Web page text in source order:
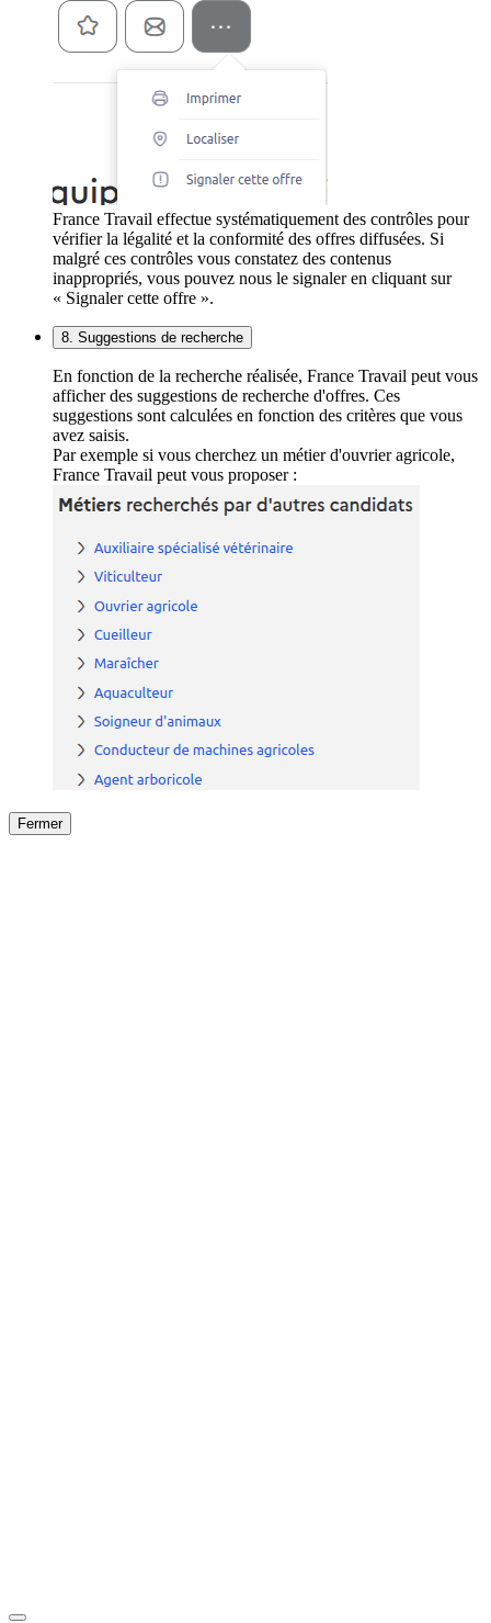
France Travail effectue systématiquement des contrôles pour
vérifier la légalité et la conformité des offres diffusées. Si
malgré ces contrôles vous constatez des contenus
inappropriés, vous pouvez nous le signaler en cliquant sur
« Signaler cette offre ».
8. Suggestions de recherche
En fonction de la recherche réalisée, France Travail peut vous
afficher des suggestions de recherche d'offres. Ces
suggestions sont calculées en fonction des critères que vous
avez saisis.
Par exemple si vous cherchez un métier d'ouvrier agricole,
France Travail peut vous proposer :
Fermer